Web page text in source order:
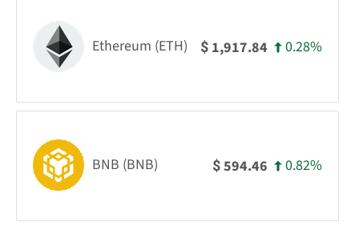
Ethereum (ETH) $ 1,917.84 0.28%
BNB (BNB) $594.46 0.82%